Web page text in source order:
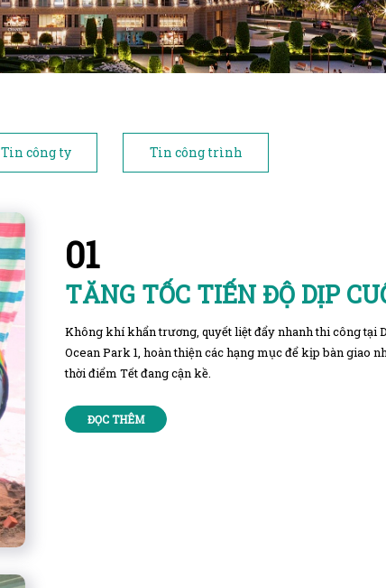
Tin công ty Tin công trình
01
TĂNG TỐC TIẾN ĐỘ DỊP
Không khí khẩn trương, quyết liệt đẩy nhanh thi công tại
Ocean Park 1, hoàn thiện các hạng mục để kịp bàn giao
thời điểm Tết đang cận kề.
ĐỌC THÊM